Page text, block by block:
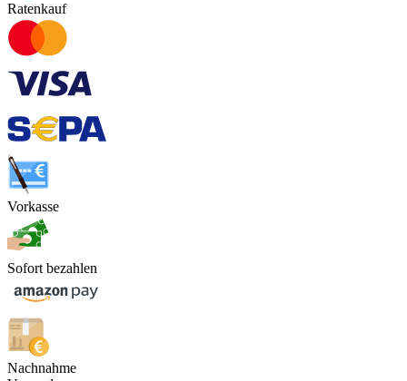
Ratenkauf
Vorkasse
Sofort bezahlen
Nachnahme